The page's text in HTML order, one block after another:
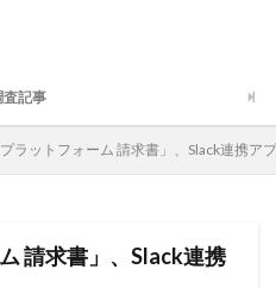
査記事
プラットフォーム 請求書」、Slack連携ア
請求書」、Slack連携